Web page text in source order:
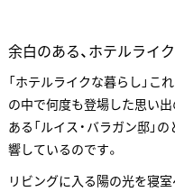
余白のある、ホテルライ
「ホテルライクな暮らし」
の中で何度も登場した思い
ある「ルイス・バラガン邸」
響しているのです。
リビングに入る陽の光を寝